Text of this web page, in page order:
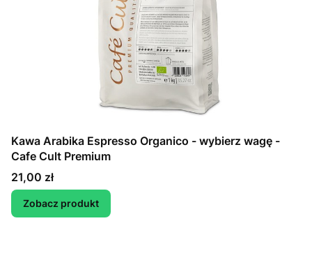
Kawa Arabika Espresso Organico - wybierz wagę -
Cafe Cult Premium
Cena
21,00 zł
Zobacz produkt